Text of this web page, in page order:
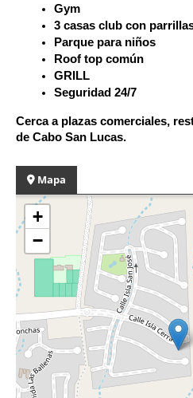
Gym
3 casas club con
Parque para niños
Roof top común
GRILL
Seguridad 24/7
Cerca a plazas comerciales,
de Cabo San Lucas.
Mapa
+
−